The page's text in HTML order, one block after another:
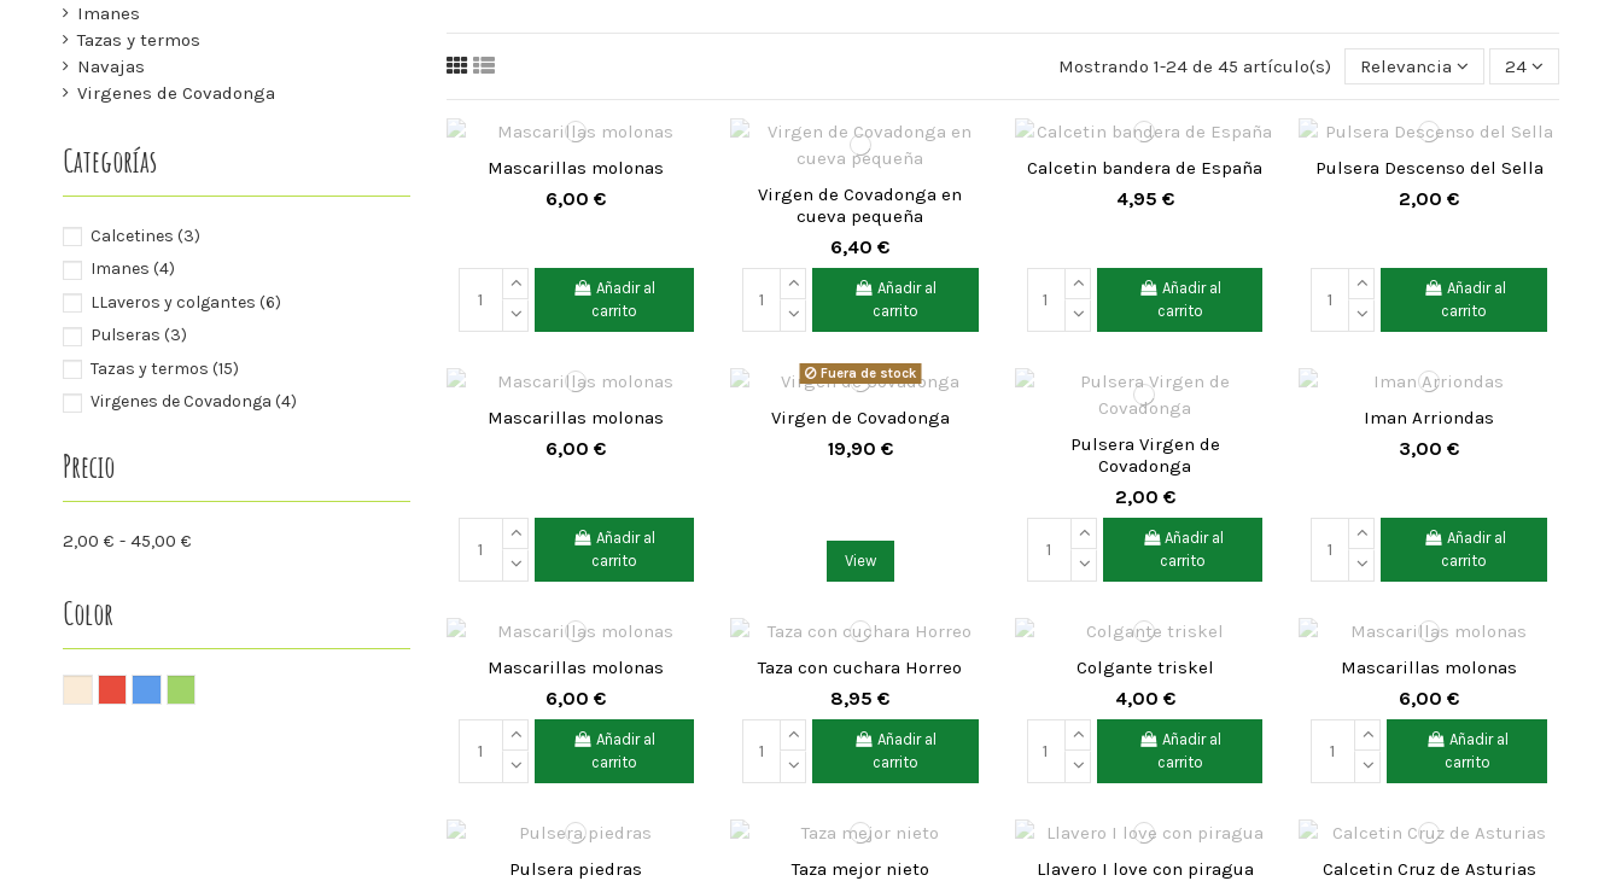
Mostrando 1-24 de 45 artículo(s) Relevancia 24
Mascarillas molonas
6,00 €
Añadir al
carrito
Virgen de Covadonga en
cueva pequeña
6,40 €
Añadir al
carrito
Calcetin bandera de España
4,95 €
Añadir al
carrito
Pulsera Descenso del Sella
2,00 €
Añadir al
carrito
Mascarillas molonas
6,00 €
Añadir al
carrito
Fuera de stock
Virgen de Covadonga
19,90 €
View
Pulsera Virgen de
Covadonga
2,00 €
Añadir al
carrito
Iman Arriondas
3,00 €
Añadir al
carrito
Mascarillas molonas
6,00 €
Añadir al
carrito
Taza con cuchara Horreo
8,95 €
Añadir al
carrito
Colgante triskel
4,00 €
Añadir al
carrito
Mascarillas molonas
6,00 €
Añadir al
carrito
Pulsera piedras Taza mejor nieto Llavero I love con piragua Calcetin Cruz de Asturias
Imanes
Tazas y termos
Navajas
Virgenes de Covadonga
Categorías
Calcetines (3)
Imanes (4)
LLaveros y colgantes (6)
Pulseras (3)
Tazas y termos (15)
Virgenes de Covadonga (4)
Precio
2,00 € - 45,00 €
Color